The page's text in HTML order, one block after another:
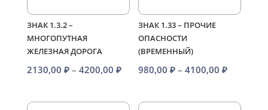
ЗНАК 1.3.2 –
МНОГОПУТНАЯ
ЖЕЛЕЗНАЯ ДОРОГА
2130,00 ₽ – 4200,00 ₽Диапазон
2130,00 ₽
ЗНАК 1.33 – ПРОЧИЕ
ОПАСНОСТИ
(ВРЕМЕННЫЙ)
980,00₽ – 4100,00₽
980,00 ₽